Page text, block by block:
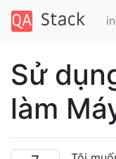
Sử
làm